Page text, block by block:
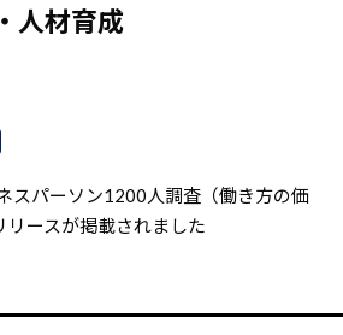
人材育成
スパーソン1200人調査（働き方の価
ースが掲載されました